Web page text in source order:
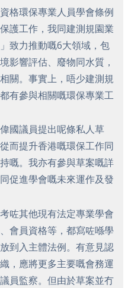
格環保專業人員學會條例
護工作，我同建測規園業
致力推動嘅6大領域，包
影響評估、廢物同水質，
關。事實上，唔少建測規
有參與相關嘅環保專業工
國議員提出呢條私人草
而提升香港嘅環保工作同
嘅。我亦有參與草案嘅詳
促進學會嘅未來運作及發
咗其他現有法定專業學會
會員資格等，都寫咗喺學
到入主體法例。有意見認
，應將更多主要嘅會務運
員監察。但由於草案並冇